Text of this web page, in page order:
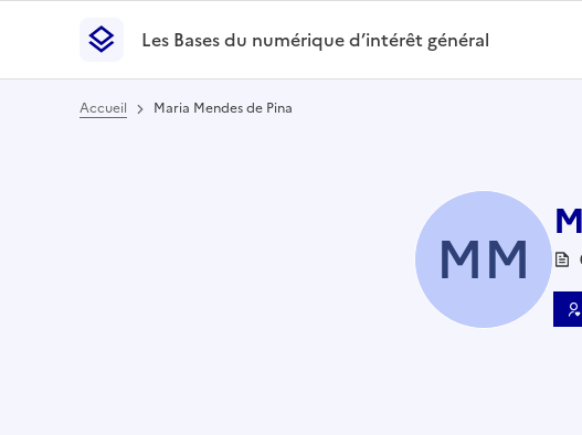
Les Bases du numérique d’intérêt général- Retour à la
Les Bases du numérique d’intérêt général
Accueil Maria Mendes de Pina
MM